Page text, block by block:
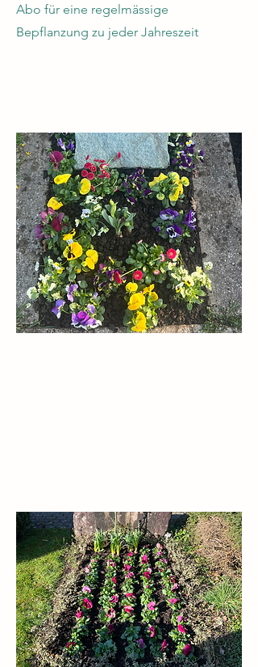
Abo für eine regelmässige
Bepflanzung zu jeder Jahreszeit